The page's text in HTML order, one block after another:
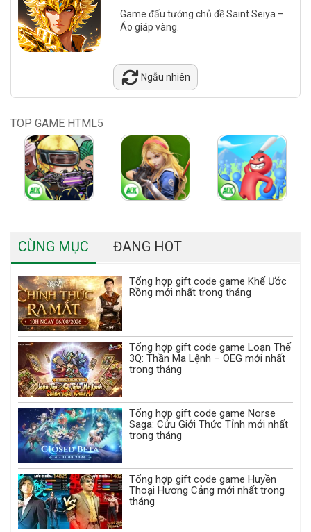
Game đấu tướng chủ đề Saint Seiya –
Áo giáp vàng.
Ngẫu nhiên
TOP GAME HTML5
CÙNG MỤC ĐANG HOT
Tổng hợp gift code game Khế Ước
Rồng mới nhất trong tháng
Tổng hợp gift code game Loạn Thế
3Q: Thần Ma Lệnh – OEG mới nhất
trong tháng
Tổng hợp gift code game Norse
Saga: Cửu Giới Thức Tỉnh mới nhất
trong tháng
Tổng hợp gift code game Huyền
Thoại Hương Cảng mới nhất trong
tháng